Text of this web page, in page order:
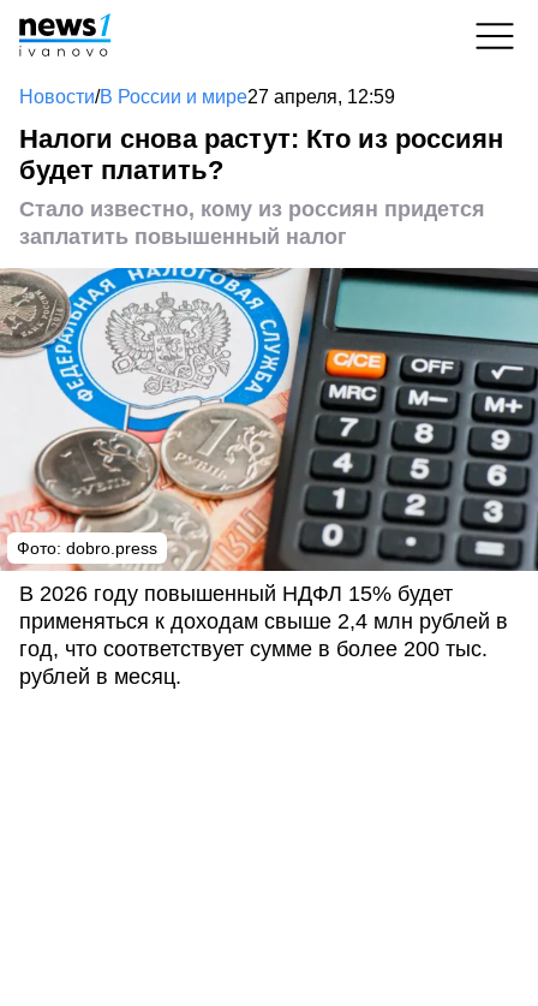
Новости/В России и мире27 апреля, 12:59
Налоги снова растут: Кто из россиян
будет платить?
Стало известно, кому из россиян придется
заплатить повышенный налог
Фото: dobro.press
В 2026 году повышенный НДФЛ 15% будет
применяться к доходам свыше 2,4 млн рублей в
год, что соответствует сумме в более 200 тыс.
рублей в месяц.